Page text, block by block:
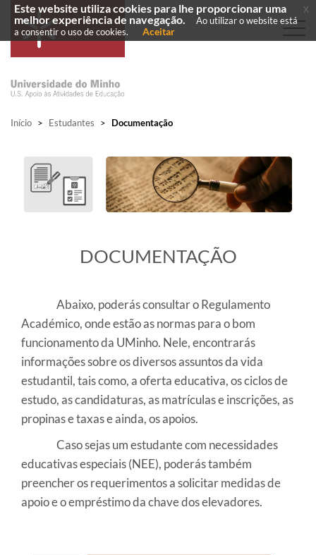
Início > Estudantes > Documentação
​DOCUMENTAÇÃO
Abaixo, poderás consultar o Regulamento
Académico, onde estão as normas para o bom
funcionamento da UMinho. Nele, encontrarás
informações sobre os diversos assuntos da vida
estudantil, tais como, a oferta educativa, os ciclos de
estudo, as candidaturas, as matrículas e inscrições, as
propinas e taxas e ainda, os apoios.
Caso sejas um estudante com necessidades
educativas especiais (NEE), poderás também
preencher os requerimentos a solicitar medidas de
apoio e o empréstimo da chave dos elevadores.
Este website utiliza cookies para lhe proporcionar uma
melhor experiência de navegação.
Ao utilizar o website está
a consentir o uso de cookies.
Aceitar
x